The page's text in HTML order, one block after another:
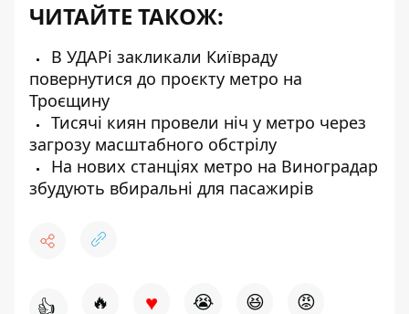
ЧИТАЙТЕ ТАКОЖ:
В УДАРі закликали Київраду
повернутися до проєкту метро на
Троєщину
Тисячі киян провели ніч у метро через
загрозу масштабного обстрілу
На нових станціях метро на Виноградар
збудують вбиральні для пасажирів
👍 🔥 ♥ 😭 😆 😡